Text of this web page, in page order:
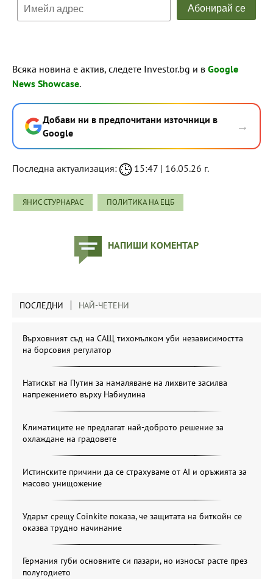
Всяка новина е актив, следете Investor.bg и в Google
News Showcase.
Добави ни в предпочитани източници в
Google
→
Последна актуализация: 15:47 | 16.05.26 г.
ЯНИС СТУРНАРАС ПОЛИТИКА НА ЕЦБ
НАПИШИ КОМЕНТАР
ПОСЛЕДНИ НАЙ-ЧЕТЕНИ
Върховният съд на САЩ тихомълком уби независимостта
на борсовия регулатор
Натискът на Путин за намаляване на лихвите засилва
напрежението върху Набиулина
Климатиците не предлагат най-доброто решение за
охлаждане на градовете
Истинските причини да се страхуваме от AI и оръжията за
масово унищожение
Ударът срещу Coinkite показа, че защитата на биткойн се
оказва трудно начинание
Германия губи основните си пазари, но износът расте през
полугодието